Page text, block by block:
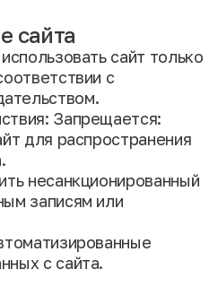
сайта
сайт только
с
Запрещается:
для распространения
несанкционированный
записям или
с сайта.